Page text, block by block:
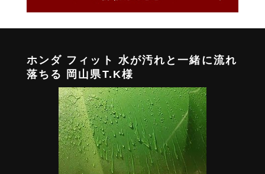
ホンダ フィット 水が汚れと一緒に流れ
落ちる 岡山県T.K様